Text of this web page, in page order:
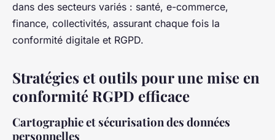
dans des secteurs variés : santé, e-commerce,
finance, collectivités, assurant chaque fois la
conformité digitale et RGPD.
Stratégies et outils pour une mise en
conformité RGPD efficace
Cartographie et sécurisation des données
personnelles